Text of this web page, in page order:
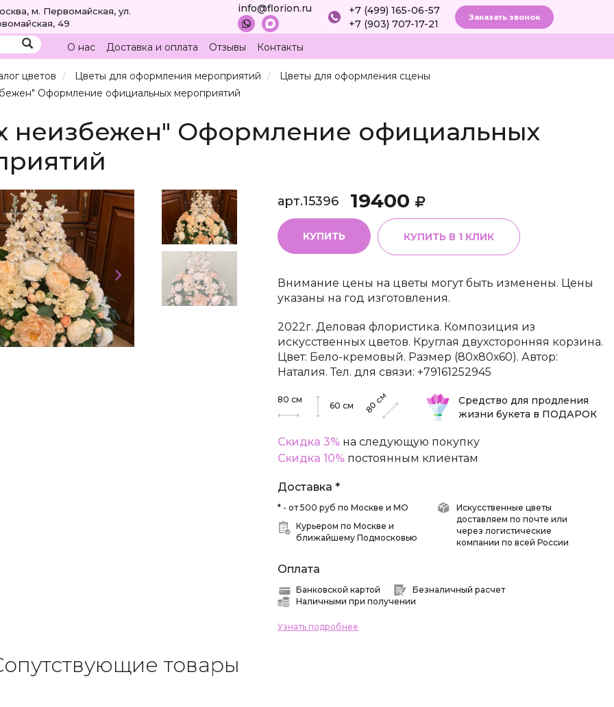
м. Первомайская, ул.
49
info@florion.ru
+7 (499) 165-06-57
+7 (903) 707-17-21
Заказать звонок
О нас Доставка и оплата Отзывы Контакты
цветов Цветы для оформления мероприятий
Цветы для оформления сцены
Оформление официальных мероприятий
неизбежен" Оформление официальных
арт.15396 19400
КУПИТЬ КУПИТЬ В 1 КЛИК
Внимание цены на цветы могут быть изменены. Цены
указаны на год изготовления.
2022г. Деловая флористика. Композиция из
искусственных цветов. Круглая двухсторонняя корзина.
Цвет: Бело-кремовый. Размер (80х80х60). Автор:
Наталия. Тел. для связи: +79161252945
80 см
60 см 80
см
Средство для продления
жизни букета в ПОДАРОК
Скидка 3% на следующую покупку
Скидка 10% постоянным клиентам
Доставка *
* - от 500 руб по Москве и МО
Курьером по Москве и
ближайшему Подмосковью
Искусственные цветы
доставляем по почте или
через логистические
компании по всей России
Оплата
Банковской картой
Безналичный расчет
Наличными при получении
Узнать подробнее
товары